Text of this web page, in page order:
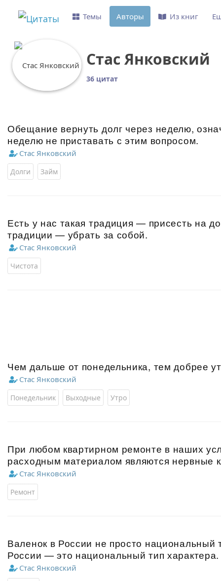
Стас Янковский
36 цитат
Обещание вернуть долг через неделю,
неделю не приставать с этим вопросом.
Стас Янковский
Долги Займ
Есть у нас такая традиция — присесть на
традиции — убрать за собой.
Стас Янковский
Чистота
Чем дальше от понедельника, тем добрее
Стас Янковский
Понедельник Выходные Утро
При любом квартирном ремонте в наших
расходным материалом являются нервные
Стас Янковский
Ремонт
Валенок в России не просто национальный
России — это национальный тип характера.
Стас Янковский
Темы Авторы Из книг